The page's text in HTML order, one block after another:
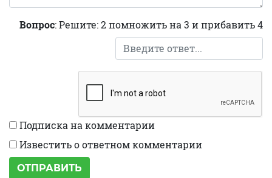
Вопрос: Решите: 2 помножить на 3 и прибавить 4
Подписка на комментарии
Известить о ответном комментарии
ОТПРАВИТЬ